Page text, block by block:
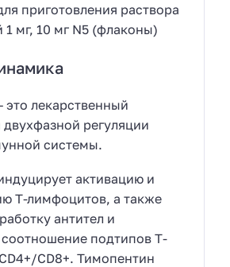
приготовления раствора
1 мг, 10 мг N5 (флаконы)
это лекарственный
двухфазной регуляции
системы.
активацию и
Т-лимфоцитов, а также
антител и
подтипов Т-
CD8+. Тимопентин